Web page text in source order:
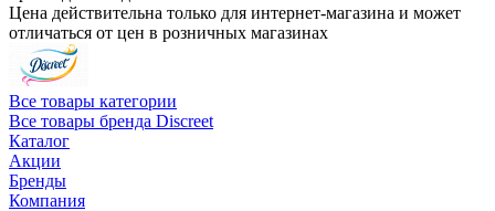
Цена действительна только для интернет-магазина и может
отличаться от цен в розничных магазинах
Все товары категории
Все товары бренда Discreet
Каталог
Акции
Бренды
Компания